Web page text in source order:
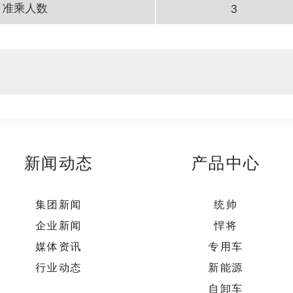
准乘人数 3
新闻动态
集团新闻
企业新闻
媒体资讯
行业动态
产品中心
统帅
悍将
专用车
新能源
自卸车